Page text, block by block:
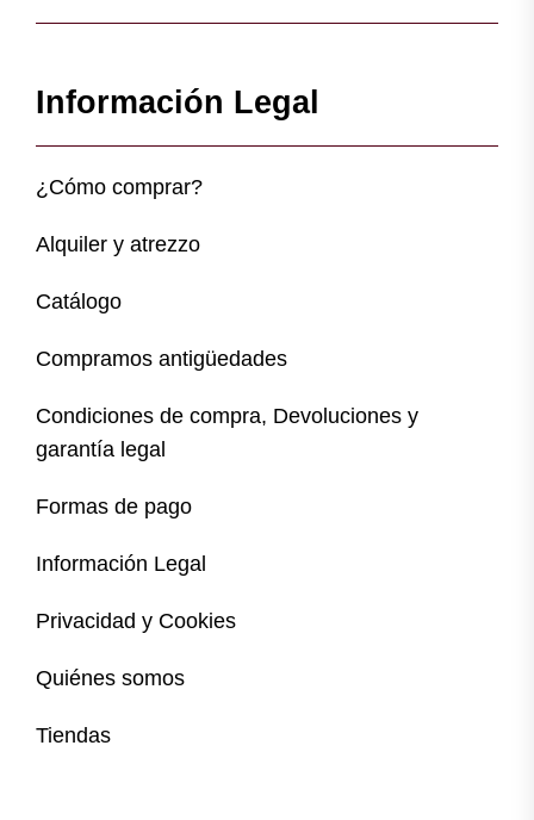
Información Legal
¿Cómo comprar?
Alquiler y atrezzo
Catálogo
Compramos antigüedades
Condiciones de compra, Devoluciones y
garantía legal
Formas de pago
Información Legal
Privacidad y Cookies
Quiénes somos
Tiendas